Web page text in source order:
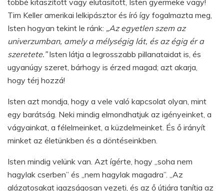
többé kitaszított vagy elutasított, Isten gyermeke vagy!
Tim Keller amerikai lelkipásztor és író így fogalmazta meg,
Isten hogyan tekint le ránk: „Az egyetlen szem az
univerzumban, amely a mélységig lát, és az égig ér a
szeretete.”Isten látja a legrosszabb pillanataidat is, és
ugyanúgy szeret, bárhogy is érzed magad; azt akarja,
hogy térj hozzá!
Isten azt mondja, hogy a vele való kapcsolat olyan, mint
egy barátság. Neki mindig elmondhatjuk az igényeinket, a
vágyainkat, a félelmeinket, a küzdelmeinket. És ő irányít
minket az életünkben és a döntéseinkben.
Isten mindig velünk van. Azt ígérte, hogy „soha nem
hagylak cserben” és „nem hagylak magadra”. „Az
alázatosakat igazságosan vezeti, és az ő útjára tanítja az